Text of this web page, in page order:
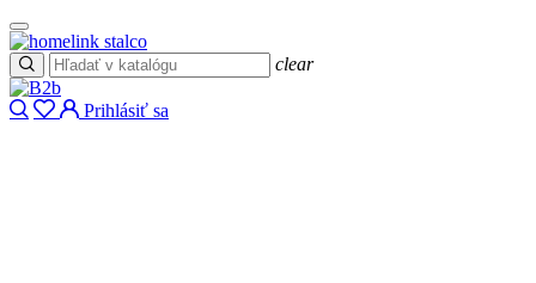
clear
Prihlásiť sa